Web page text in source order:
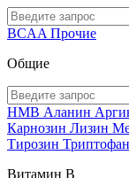
BCAA Прочие
Общие
HMB Аланин
Карнозин Лизин
Тирозин Триптофан
Витамин В